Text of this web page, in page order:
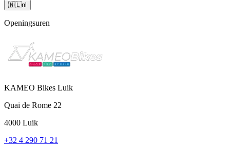
🇳🇱nl
Openingsuren
KAMEO Bikes Luik
Quai de Rome 22
4000 Luik
+32 4 290 71 21